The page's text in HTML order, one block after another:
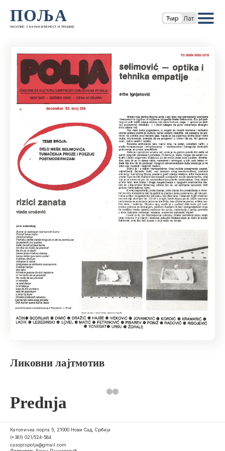
ПОЉА
часопис за књижевност и теорију
Ћир Лат
Ликовни лајтмотив
Prednja
Католичка порта 5, 21000 Нови Сад, Србија
(+381) 021/524-584
casopispolja@gmail.com